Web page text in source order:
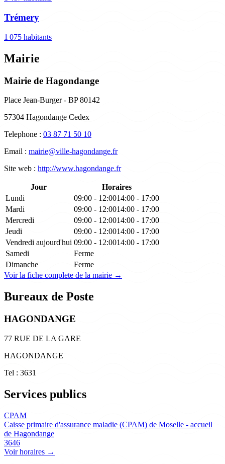
Trémery
1 075 habitants
Mairie
Mairie de Hagondange
Place Jean-Burger - BP 80142
57304 Hagondange Cedex
Telephone : 03 87 71 50 10
Email : mairie@ville-hagondange.fr
Site web : http://www.hagondange.fr
Jour
Horaires
Lundi
09:00 - 12:0014:00 - 17:00
Mardi
09:00 - 12:0014:00 - 17:00
Mercredi
09:00 - 12:0014:00 - 17:00
Jeudi
09:00 - 12:0014:00 - 17:00
Vendredi aujourd'hui 09:00 - 12:0014:00 - 17:00
Samedi
Ferme
Dimanche
Ferme
Voir la fiche complete de la mairie →
Bureaux de Poste
HAGONDANGE
77 RUE DE LA GARE
HAGONDANGE
Tel : 3631
Services publics
CPAM
Caisse primaire d'assurance maladie (CPAM) de Moselle - accueil
de Hagondange
3646
Voir horaires →